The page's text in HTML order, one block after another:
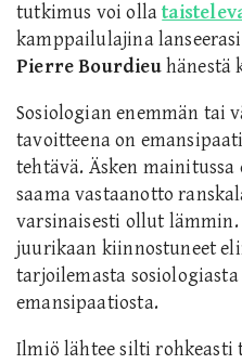
tutkimus voi olla
kamppailulajina
Pierre Bourdieuhänestä
Sosiologian enemmän tai
tavoitteena on
tehtävä. Äsken mainitussa
saama vastaanotto
varsinaisesti ollut
juurikaan kiinnostuneet
tarjoilemasta
emansipaatiosta.
Ilmiö lähtee silti rohkeasti